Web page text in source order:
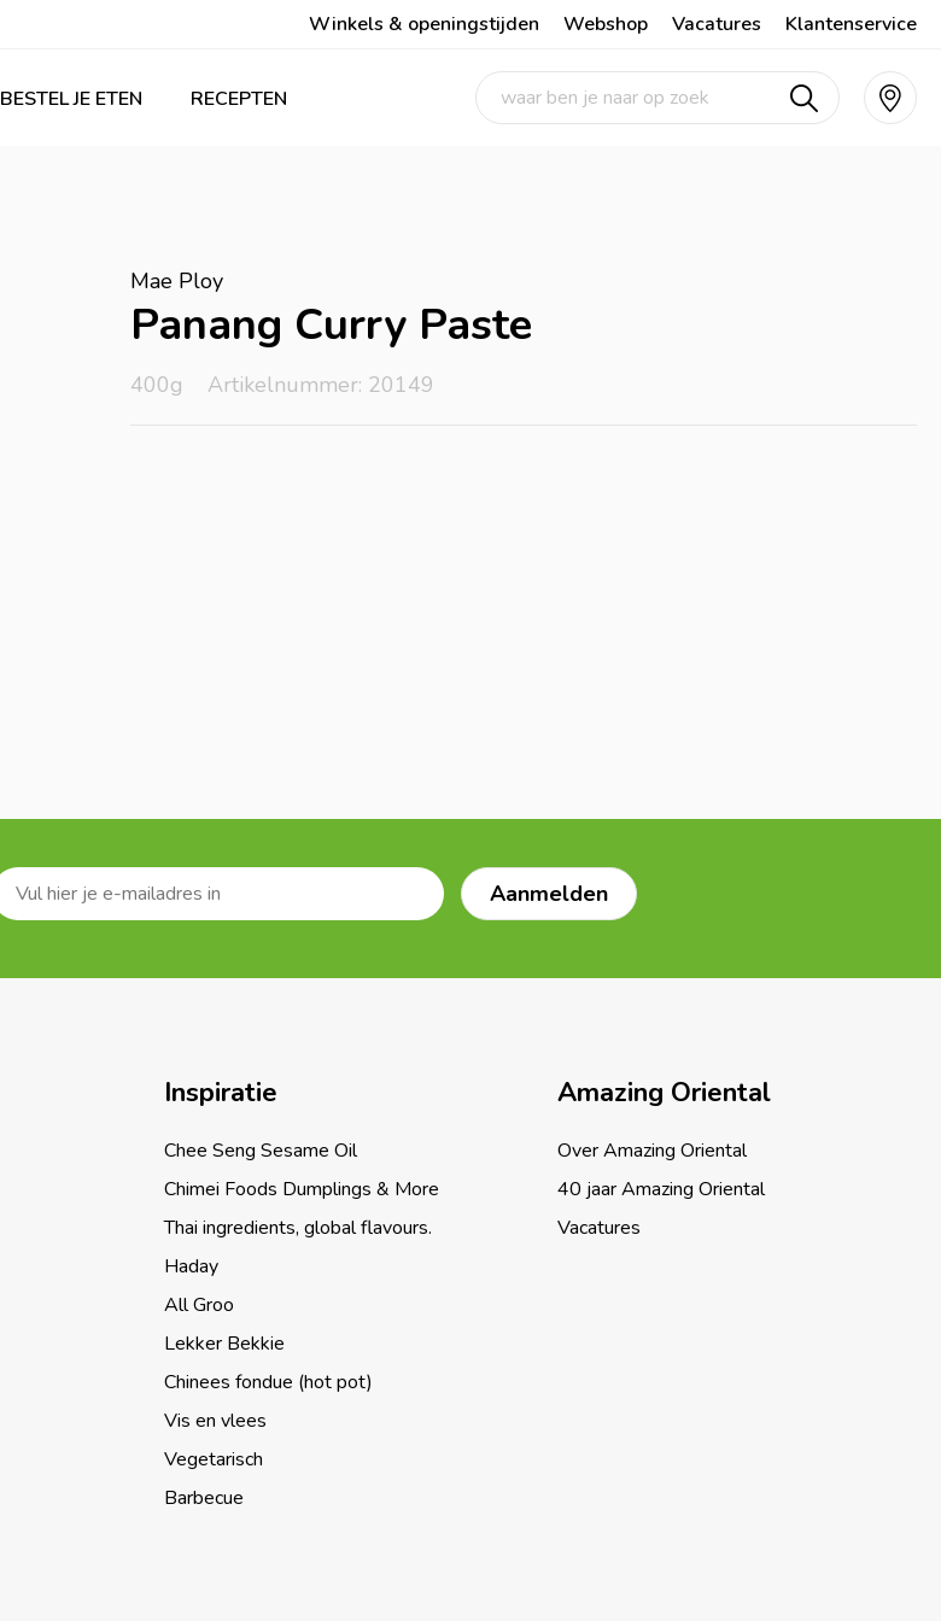
Winkels & openingstijden Webshop Vacatures Klantenservice
BESTEL JE ETEN RECEPTEN
Mae Ploy
Panang Curry Paste
400g Artikelnummer: 20149
Inspiratie
Chee Seng Sesame Oil
Chimei Foods Dumplings & More
Thai ingredients, global flavours.
Haday
All Groo
Lekker Bekkie
Chinees fondue (hot pot)
Vis en vlees
Vegetarisch
Barbecue
Amazing Oriental
Over Amazing Oriental
40 jaar Amazing Oriental
Vacatures